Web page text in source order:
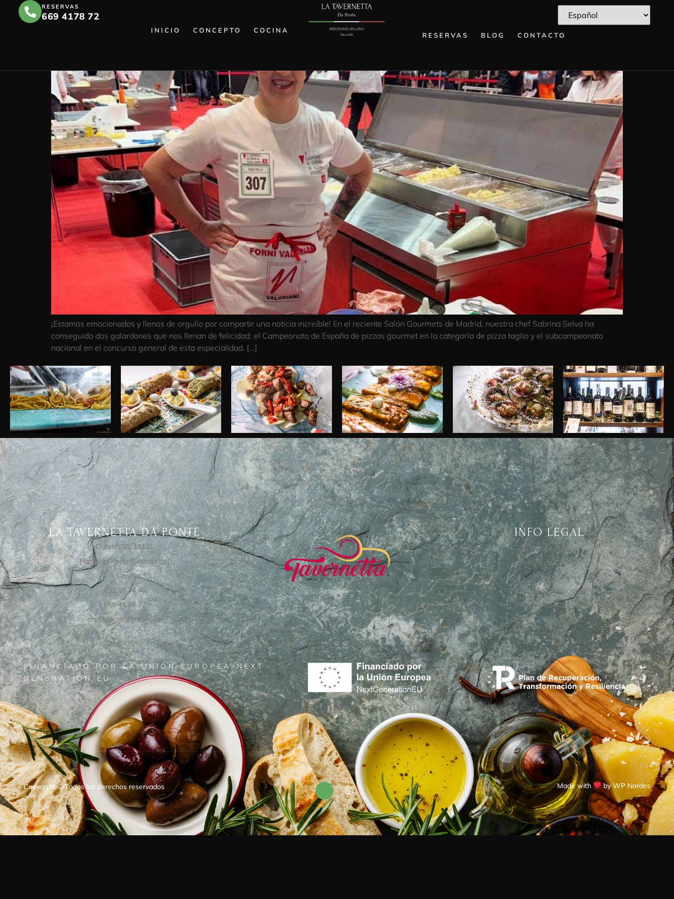
RESERVAS
669 4178 72
INICIO CONCEPTO COCINA
RESERVAS BLOG CONTACTO
ETIQUETA: SABRINA SELVA
¡Estamos emocionados y llenos de orgullo por compartir una noticia increíble! En el reciente Salón Gourmets de Madrid, nuestra chef Sabrina Selva ha
conseguido dos galardones que nos llenan de felicidad: el Campeonato de España de pizzas gourmet en la categoría de pizza taglio y el subcampeonato
nacional en el concurso general de esta especialidad. […]
LA TAVERNETTA DA PONTE
Outeiro 35, 15121
Ponte do Porto (Camariñas)
A Coruña
691 16 34 40
669 41 78 72
chefbypost@gmail.com
INFO LEGAL
Aviso Legal
Política de Cookies
Privacidad
Política de Privacidad
Personalizar Cookies
FINANCIADO POR LA UNIÓN EUROPEA-NEXT
GENERATION EU
Copyright © Todos los derechos reservados Made with by WP Nordes